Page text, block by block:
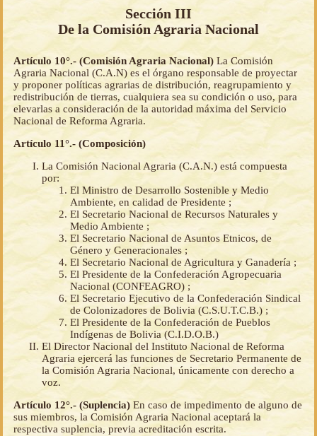
Sección III
De la Comisión Agraria Nacional
Artículo 10°.- (Comisión Agraria Nacional) La Comisión
Agraria Nacional (C.A.N) es el órgano responsable de proyectar
y proponer políticas agrarias de distribución, reagrupamiento y
redistribución de tierras, cualquiera sea su condición o uso, para
elevarlas a consideración de la autoridad máxima del Servicio
Nacional de Reforma Agraria.
Artículo 11°.- (Composición)
La Comisión Nacional Agraria (C.A.N.) está compuesta
por:
El Ministro de Desarrollo Sostenible y Medio
Ambiente, en calidad de Presidente ;
El Secretario Nacional de Recursos Naturales y
Medio Ambiente ;
El Secretario Nacional de Asuntos Etnicos, de
Género y Generacionales ;
El Secretario Nacional de Agricultura y Ganadería ;
El Presidente de la Confederación Agropecuaria
Nacional (CONFEAGRO) ;
El Secretario Ejecutivo de la Confederación Sindical
de Colonizadores de Bolivia (C.S.U.T.C.B.) ;
El Presidente de la Confederación de Pueblos
Indígenas de Bolivia (C.I.D.O.B.)
El Director Nacional del Instituto Nacional de Reforma
Agraria ejercerá las funciones de Secretario Permanente de
la Comisión Agraria Nacional, únicamente con derecho a
voz.
Artículo 12°.- (Suplencia) En caso de impedimento de alguno de
sus miembros, la Comisión Agraria Nacional aceptará la
respectiva suplencia, previa acreditación escrita.